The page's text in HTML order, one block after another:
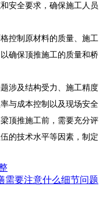
安全要求，确保施工人员
控制原材料的质量、施工
确保顶推施工的质量和桥
涉及结构受力、施工精度
与成本控制以及现场安全
顶推施工前，需要充分评
的技术水平等因素，制定
需要注意什么细节问题